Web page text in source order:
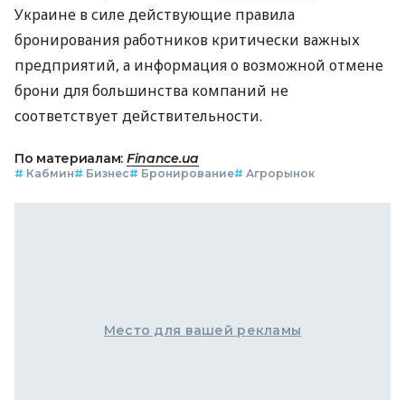
Украине в силе действующие правила
бронирования работников критически важных
предприятий, а информация о возможной отмене
брони для большинства компаний не
соответствует действительности.
По материалам: Finance.ua
# Кабмин# Бизнес# Бронирование# Агрорынок
Место для вашей рекламы